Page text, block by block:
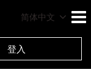
简体中文
登入